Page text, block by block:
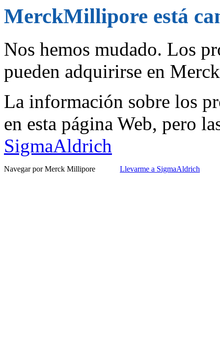
MerckMillipore está
Nos hemos mudado. Los
pueden adquirirse en
La información sobre los
en esta página Web, pero
SigmaAldrich
Navegar por Merck Millipore Llevarme a SigmaAldrich